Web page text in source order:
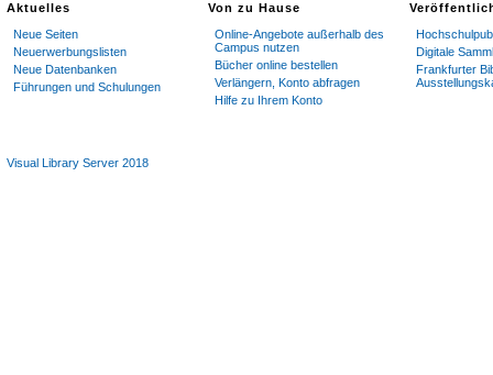
Aktuelles
Neue Seiten
Neuerwerbungslisten
Neue Datenbanken
Führungen und Schulungen
Von zu Hause
Online-Angebote außerhalb des
Campus nutzen
Bücher online bestellen
Verlängern, Konto abfragen
Hilfe zu Ihrem Konto
Digitale
Frankfurter
Visual Library Server 2018